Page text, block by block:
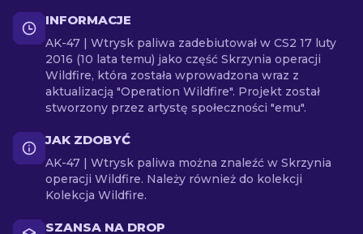
INFORMACJE
AK-47 | Wtrysk paliwa zadebiutował w CS2 17 luty
2016 (10 lata temu) jako część Skrzynia operacji
Wildfire, która została wprowadzona wraz z
aktualizacją "Operation Wildfire". Projekt został
stworzony przez artystę społeczności "emu".
JAK ZDOBYĆ
AK-47 | Wtrysk paliwa można znaleźć w Skrzynia
operacji Wildfire. Należy również do kolekcji
Kolekcja Wildfire.
SZANSA NA DROP